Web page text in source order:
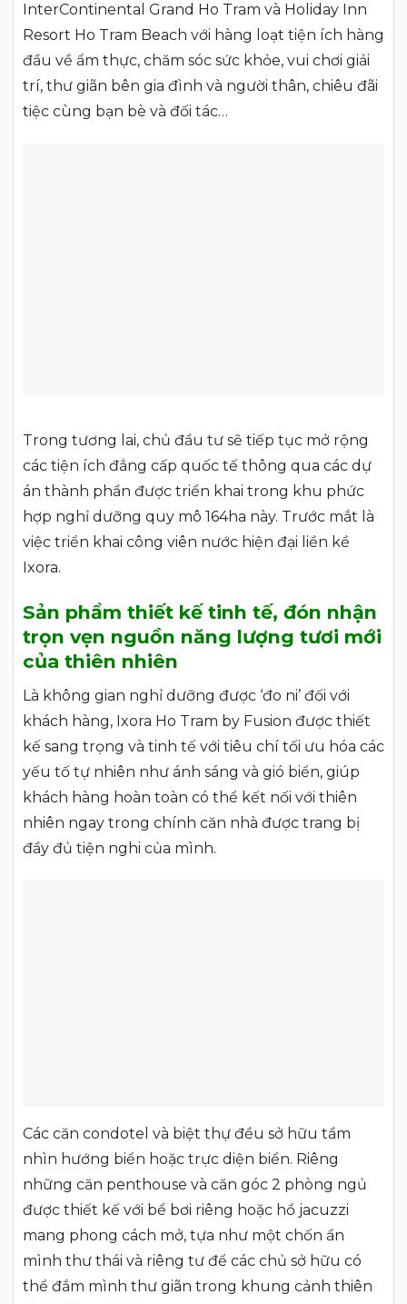
InterContinental Grand Ho Tram và Holiday Inn
Resort Ho Tram Beach với hàng loạt tiện ích hàng
đầu về ẩm thực, chăm sóc sức khỏe, vui chơi giải
trí, thư giãn bên gia đình và người thân, chiêu đãi
tiệc cùng bạn bè và đối tác…
Trong tương lai, chủ đầu tư sẽ tiếp tục mở rộng
các tiện ích đẳng cấp quốc tế thông qua các dự
án thành phần được triển khai trong khu phức
hợp nghỉ dưỡng quy mô 164ha này. Trước mắt là
việc triển khai công viên nước hiện đại liền kề
Ixora.
Sản phẩm thiết kế tinh tế, đón nhận
trọn vẹn nguồn năng lượng tươi mới
của thiên nhiên
Là không gian nghỉ dưỡng được ‘đo ni’ đối với
khách hàng, Ixora Ho Tram by Fusion được thiết
kế sang trọng và tinh tế với tiêu chí tối ưu hóa các
yếu tố tự nhiên như ánh sáng và gió biển, giúp
khách hàng hoàn toàn có thể kết nối với thiên
nhiên ngay trong chính căn nhà được trang bị
đầy đủ tiện nghi của mình.
Các căn condotel và biệt thự đều sở hữu tầm
nhìn hướng biển hoặc trực diện biển. Riêng
những căn penthouse và căn góc 2 phòng ngủ
được thiết kế với bể bơi riêng hoặc hồ jacuzzi
mang phong cách mở, tựa như một chốn ẩn
mình thư thái và riêng tư để các chủ sở hữu có
thể đắm mình thư giãn trong khung cảnh thiên